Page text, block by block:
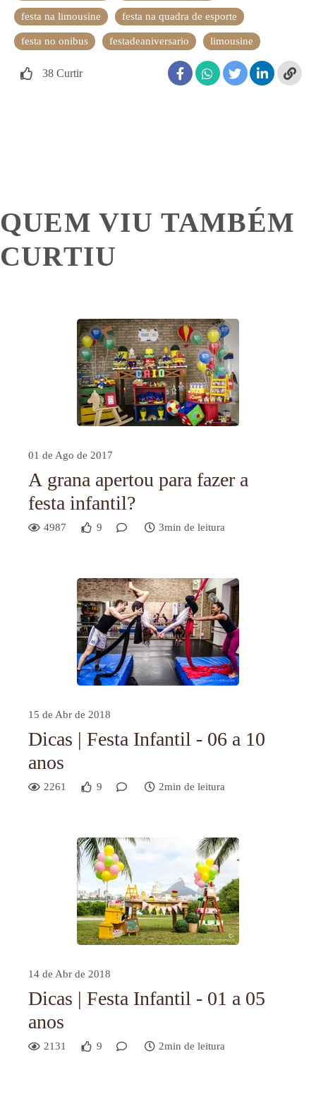
festa na limousine festa na quadra de esporte
festa no onibus festadeaniversario limousine
38 Curtir
QUEM VIU TAMBÉM
CURTIU
01 de Ago de 2017
A grana apertou para fazer a
festa infantil?
4987 9 3min de leitura
15 de Abr de 2018
Dicas | Festa Infantil - 06 a 10
anos
2261 9 2min de leitura
14 de Abr de 2018
Dicas | Festa Infantil - 01 a 05
anos
2131 9 2min de leitura